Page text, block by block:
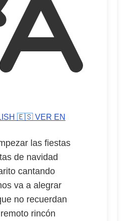
🇪🇸 VER EN
las fiestas
de navidad
cantando
va a alegrar
no recuerdan
rincón